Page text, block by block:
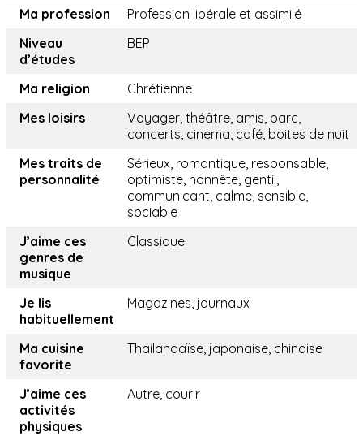
Ma profession
Profession libérale et assimilé
Niveau
d’études
BEP
Ma religion
Chrétienne
Mes loisirs
Voyager, théâtre, amis, parc,
concerts, cinema, café, boites de nuit
Mes traits de
personnalité
Sérieux, romantique, responsable,
optimiste, honnête, gentil,
communicant, calme, sensible,
sociable
J’aime ces
genres de
musique
Classique
Je lis
habituellement
Magazines, journaux
Ma cuisine
favorite
Thailandaïse, japonaise, chinoise
J’aime ces
activités
physiques
Autre, courir